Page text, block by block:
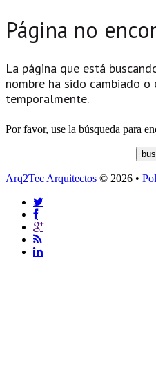
Página no
La página que está
nombre ha sido cambiado
temporalmente.
Por favor, use la búsqueda para
Arq2Tec Arquitectos © 2026 •